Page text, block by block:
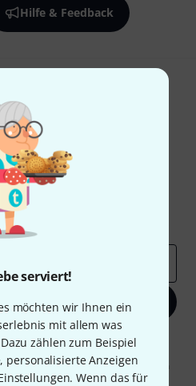
serviert!
möchten wir Ihnen ein
mit allem was
zählen zum Beispiel
personalisierte Anzeigen
Wenn das für
Hilfe & Feedback
Newsletter
und gewinne mit
anmelden
stimmen Sie dem Erhalt von E-Mail-
E-Mail-Nutzungsverhaltens zu. Die
Weitere Informationen finden Sie in
.